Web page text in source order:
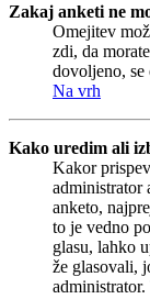
Zakaj anketi ne
Omejitev
zdi, da
dovoljeno, se
Na vrh
Kako uredim ali
Kakor
administrator
anketo,
to je vedno
glasu, lahko
že glasovali,
administrator.